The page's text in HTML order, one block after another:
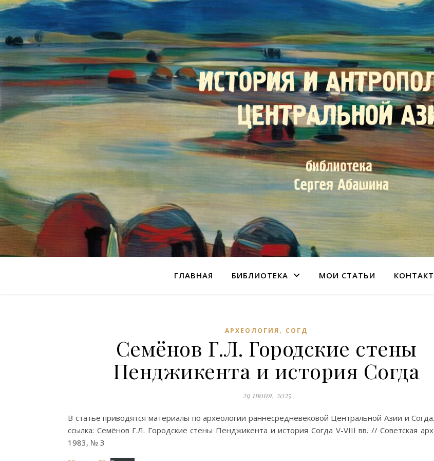
ГЛАВНАЯ БИБЛИОТЕКА МОИ СТАТЬИ
АРХЕОЛОГИЯ , СОГД
Семёнов Г.Л. Городские стены
Пенджикента и история Согда
29 июня, 2025
В статье приводятся материалы по археологии раннесредневековой Центральной Азии и
ссылка: Семёнов Г.Л. Городские стены Пенджикента и история Согда V-VIII вв. // Советская
1983, № 3